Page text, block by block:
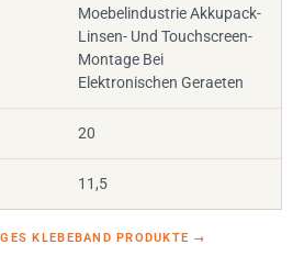
Moebelindustrie Akkupack-
Linsen- Und Touchscreen-
Montage Bei
Elektronischen Geraeten
20
11,5
KLEBEBAND PRODUKTE →